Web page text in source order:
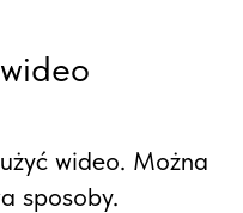
wideo. Można
sposoby.